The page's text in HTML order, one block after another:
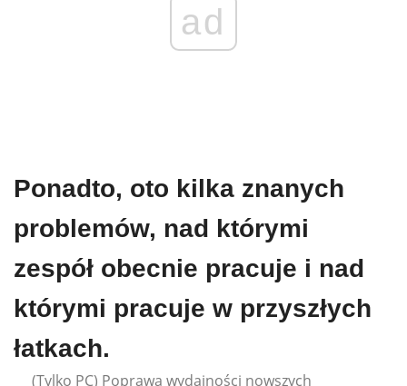
ad
Ponadto, oto kilka znanych
problemów, nad którymi
zespół obecnie pracuje i nad
którymi pracuje w przyszłych
łatkach.
(Tylko PC) Poprawa wydajności nowszych